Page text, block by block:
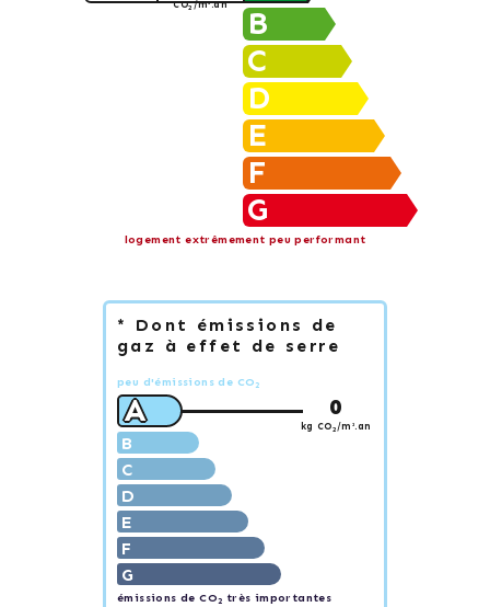
CO2/m².an
B
C
D
E
F
G
logement extrêmement peu performant
* Dont émissions de
gaz à effet de serre
peu d'émissions de CO 2
A 0
kg CO2/m².an
B
C
D
E
F
G
émissions de CO2 très importantes